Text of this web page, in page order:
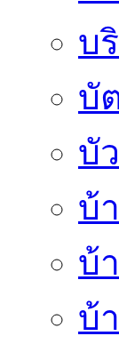
บ
บั
บั
บ้
บ้
บ้